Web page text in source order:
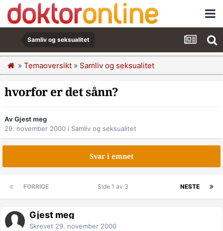
Samliv og seksualitet
» Temaoversikt » Samliv og seksualitet
hvorfor er det sånn?
Av Gjest meg
29. november 2000 i Samliv og seksualitet
Svar i emnet
FORRIGE NESTE
Side 1 av 3
Gjest meg
Skrevet 29. november 2000